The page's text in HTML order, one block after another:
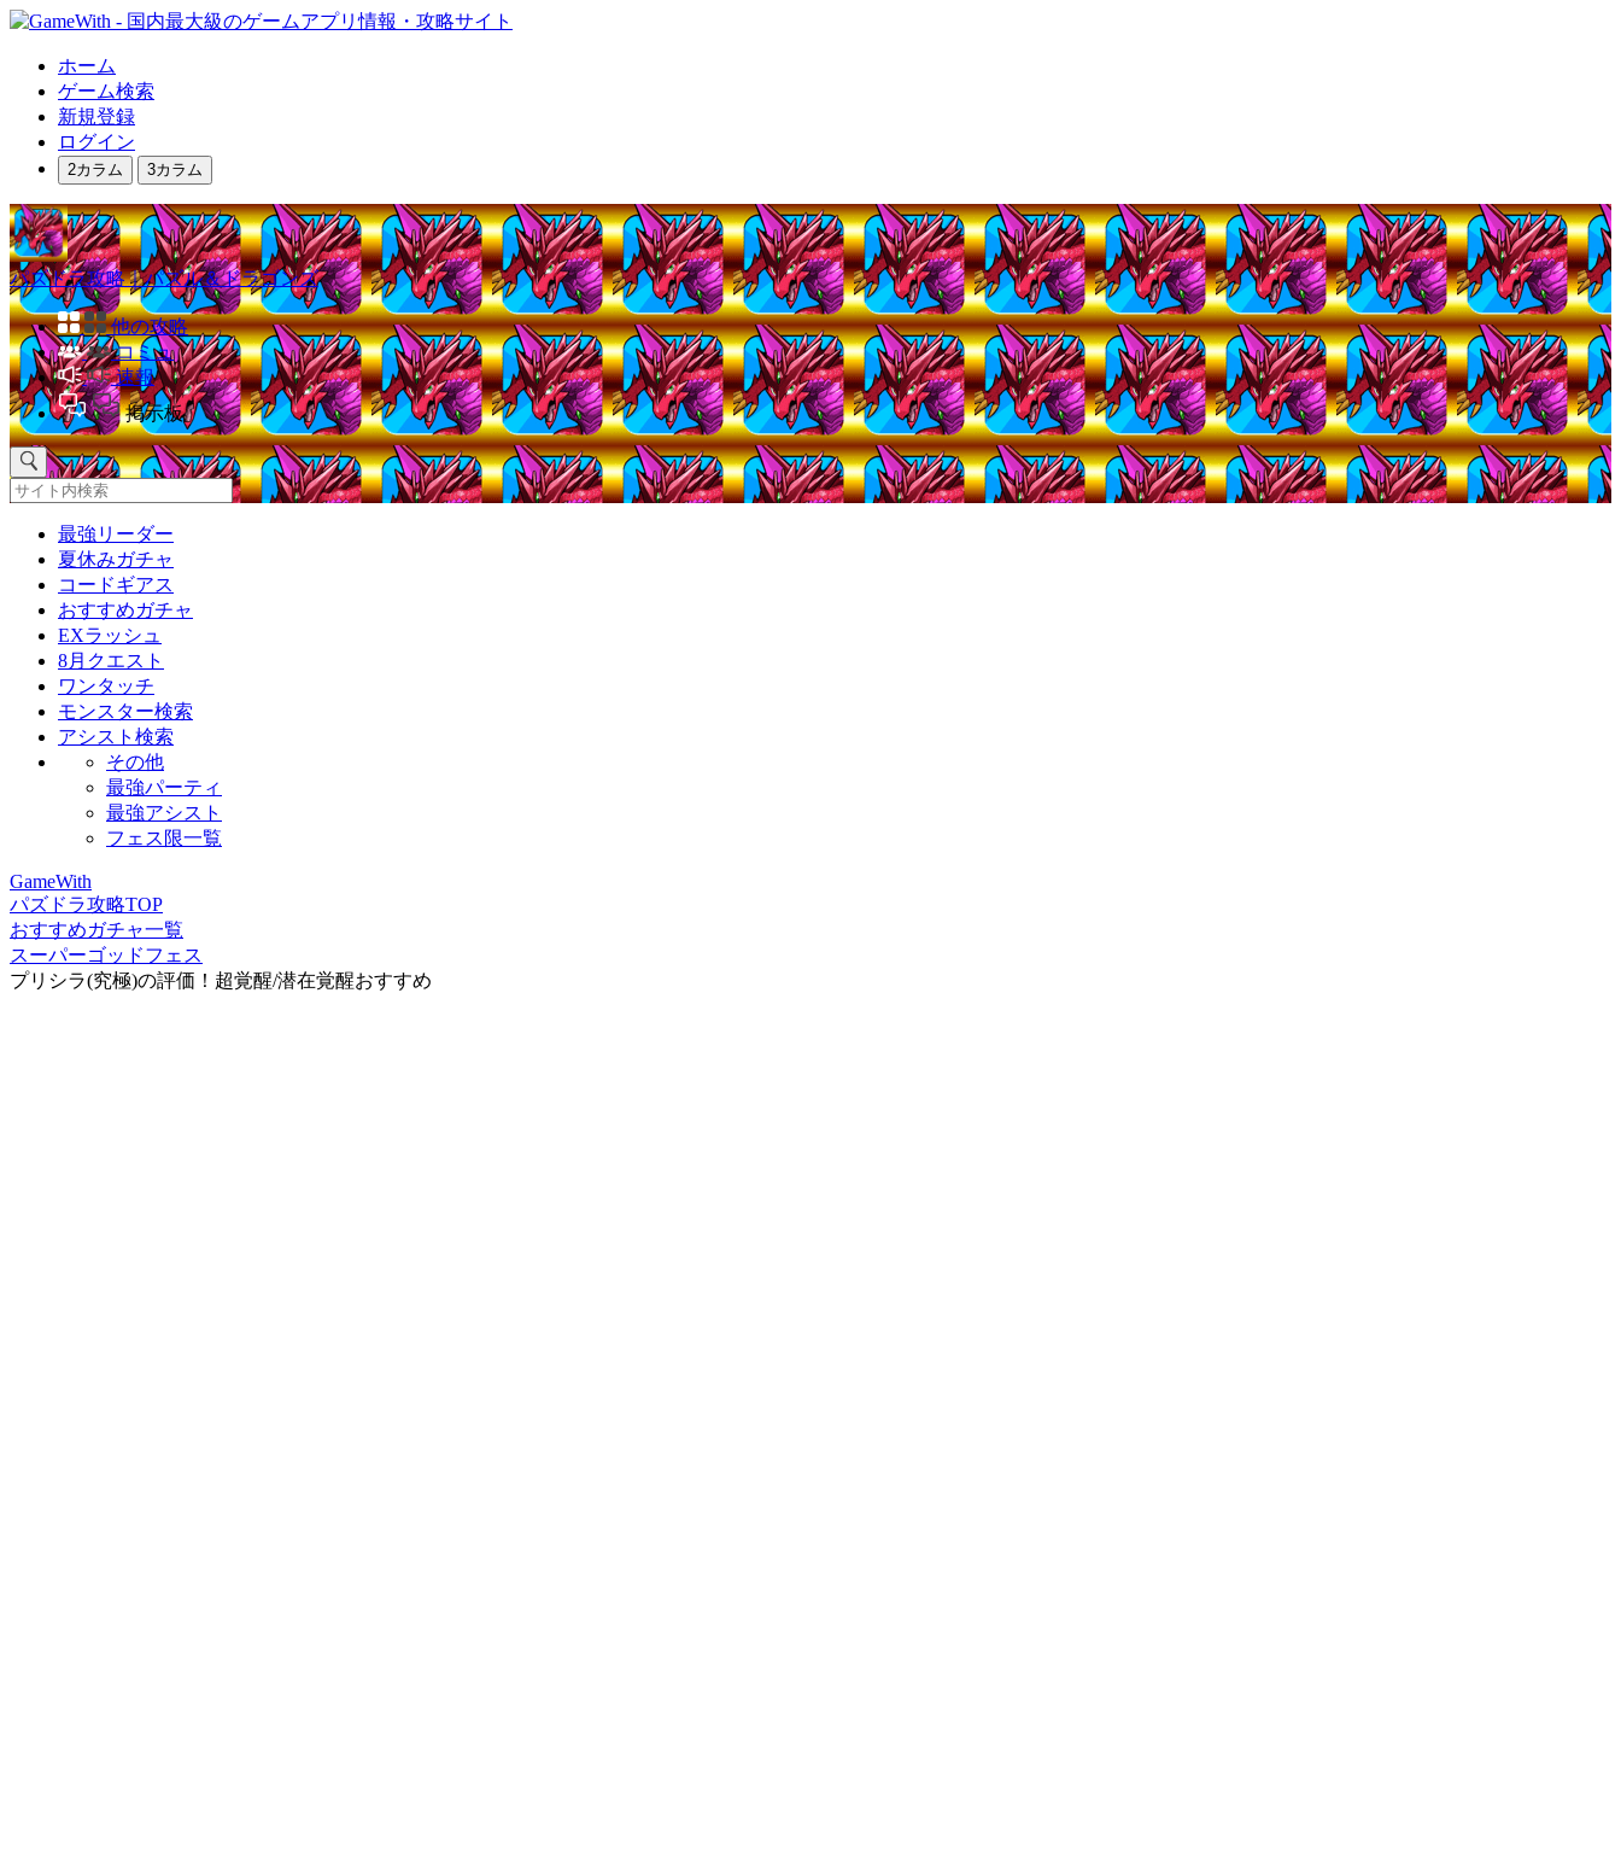
ホーム
ゲーム検索
新規登録
ログイン
2カラム 3カラム
パズドラ攻略｜パズル＆ドラゴンズ
他の攻略
コミュ
速報
掲示板
最強リーダー
夏休みガチャ
コードギアス
おすすめガチャ
EXラッシュ
8月クエスト
ワンタッチ
モンスター検索
アシスト検索
その他
最強パーティ
最強アシスト
フェス限一覧
GameWith
パズドラ攻略TOP
おすすめガチャ一覧
スーパーゴッドフェス
プリシラ(究極)の評価！超覚醒/潜在覚醒おすすめ